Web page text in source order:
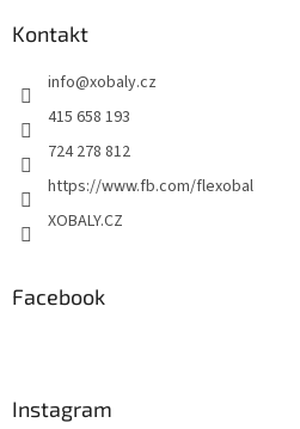
Kontakt
info@xobaly.cz
415 658 193
724 278 812
https://www.fb.com/flexobal
XOBALY.CZ
Facebook
Instagram